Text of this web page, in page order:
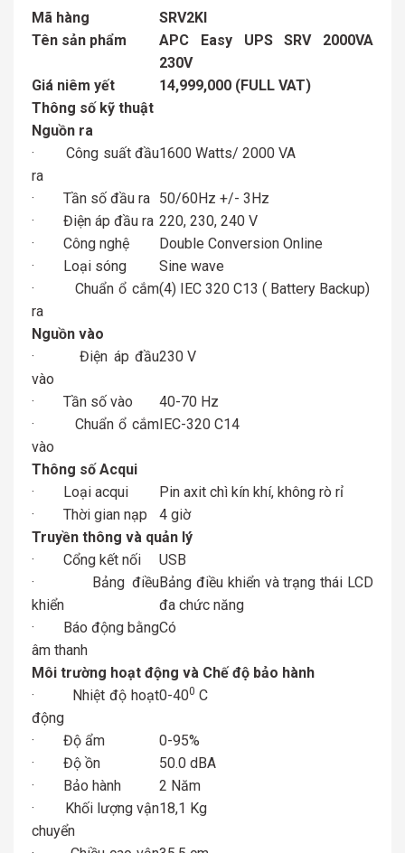
Mã hàng
SRV2KI
Tên sản phẩm
APC Easy UPS SRV 2000VA
230V
Giá niêm yết
14,999,000 (FULL VAT)
Thông số kỹ thuật
Nguồn ra
· Công suất đầu
ra
1600 Watts/ 2000 VA
· Tần số đầu ra 50/60Hz +/- 3Hz
· Điện áp đầu ra 220, 230, 240 V
· Công nghệ
Double Conversion Online
· Loại sóng
Sine wave
· Chuẩn ổ cắm
ra
(4) IEC 320 C13 ( Battery Backup)
Nguồn vào
· Điện áp đầu
vào
230 V
· Tần số vào
40-70 Hz
· Chuẩn ổ cắm
vào
IEC-320 C14
Thông số Acqui
· Loại acqui
Pin axit chì kín khí, không rò rỉ
· Thời gian nạp
4 giờ
Truyền thông và quản lý
· Cổng kết nối
USB
· Bảng điều
khiển
Bảng điều khiển và trạng thái LCD
đa chức năng
· Báo động bằng
âm thanh
Có
Môi trường hoạt động và Chế độ bảo hành
· Nhiệt độ hoạt
động
0-400 C
· Độ ẩm
0-95%
· Độ ồn
50.0 dBA
· Bảo hành
2 Năm
· Khối lượng vận
chuyển
18,1 Kg